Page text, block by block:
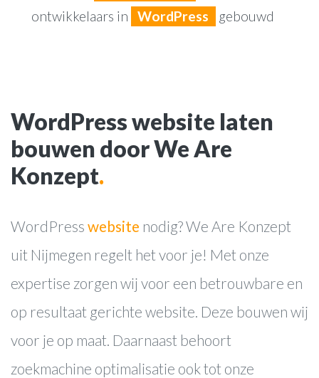
ontwikkelaars in
WordPress gebouwd
WordPress website laten
bouwen door We Are
Konzept.
WordPress website nodig? We Are Konzept
uit Nijmegen regelt het voor je! Met onze
expertise zorgen wij voor een betrouwbare en
op resultaat gerichte website. Deze bouwen wij
voor je op maat. Daarnaast behoort
zoekmachine optimalisatie ook tot onze